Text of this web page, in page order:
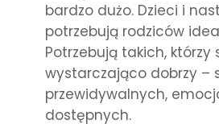
bardzo dużo. Dzieci i
potrzebują rodziców
Potrzebują takich, którzy
wystarczająco dobrzy –
przewidywalnych,
dostępnych.